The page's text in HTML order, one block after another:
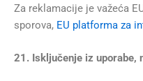
Za reklamacije je važeća
sporova, EU platforma za
21. Isključenje iz uporabe,